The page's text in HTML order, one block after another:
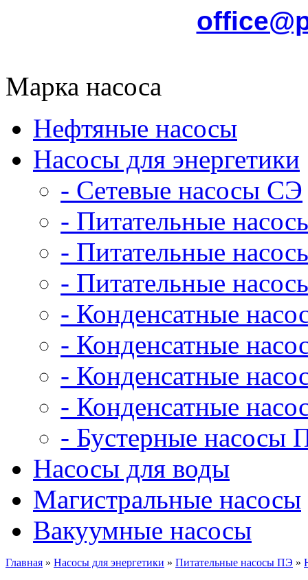
Марка насоса
Нефтяные насосы
Насосы для энергетики
- Сетевые насосы СЭ
- Питательные
- Питательные
- Питательные
- Конденсатные
- Конденсатные
- Конденсатные
- Конденсатные
- Бустерные насосы
Насосы для воды
Магистральные насосы
Вакуумные насосы
Главная » Насосы для энергетики » Питательные насосы ПЭ »